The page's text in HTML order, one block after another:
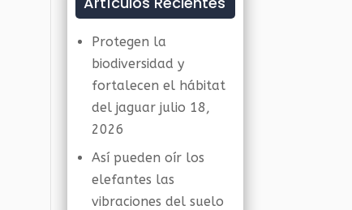
Protegen la
biodiversidad y
fortalecen el hábitat
del jaguar julio 18,
2026
Así pueden oír los
elefantes las
vibraciones del suelo